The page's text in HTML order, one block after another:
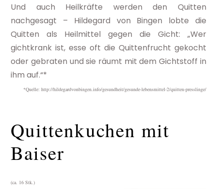
Und auch Heilkräfte werden den Quitten
nachgesagt – Hildegard von Bingen lobte die
Quitten als Heilmittel gegen die Gicht: „Wer
gichtkrank ist, esse oft die Quittenfrucht gekocht
oder gebraten und sie räumt mit dem Gichtstoff in
ihm auf.“*
*Quelle: http://hildegardvonbingen.info/gesundheit/gesunde-lebensmittel-2/quitten-presslinge/
Quittenkuchen mit
Baiser
(ca. 16 Stk.)